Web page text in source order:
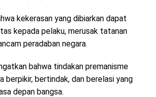
kekerasan yang dibiarkan dapat
kepada pelaku, merusak tatanan
peradaban negara.
bahwa tindakan premanisme
berpikir, bertindak, dan berelasi yang
depan bangsa.